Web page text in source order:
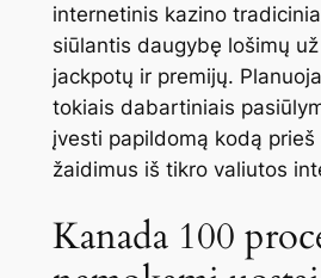
internetinis kazino
siūlantis daugybę lošimų
jackpotų ir premijų.
tokiais dabartiniais
įvesti papildomą kodą
žaidimus iš tikro valiutos
Kanada 100